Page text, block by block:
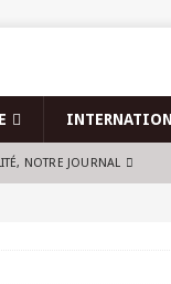
NOTRE JOURNAL